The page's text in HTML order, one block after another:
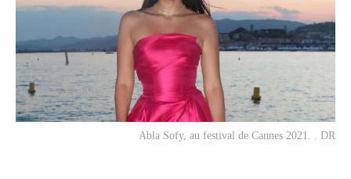
Abla Sofy, au festival de Cannes 2021. . DR